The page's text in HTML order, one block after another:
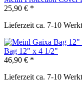
25,90 € *
Lieferzeit ca. 7-10
Bag 12" x 4 1/2"
46,90 € *
Lieferzeit ca. 7-10